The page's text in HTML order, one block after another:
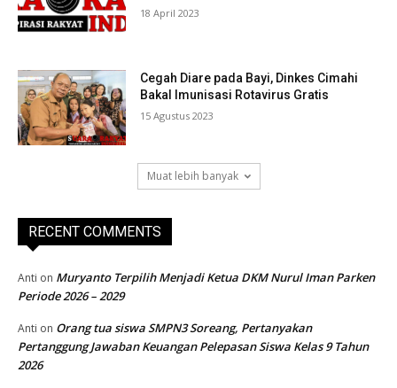
18 April 2023
Cegah Diare pada Bayi, Dinkes Cimahi
Bakal Imunisasi Rotavirus Gratis
15 Agustus 2023
Muat lebih banyak
RECENT COMMENTS
Anti on Muryanto Terpilih Menjadi Ketua DKM Nurul Iman Parken
Periode 2026 – 2029
Anti on Orang tua siswa SMPN3 Soreang, Pertanyakan
Pertanggung Jawaban Keuangan Pelepasan Siswa Kelas 9 Tahun
2026